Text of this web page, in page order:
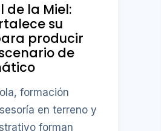
de la Miel:
su
producir
de
formación
en terreno y
forman